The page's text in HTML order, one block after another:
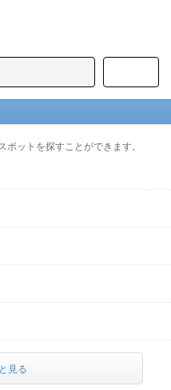
ットを探すことができます。
見る